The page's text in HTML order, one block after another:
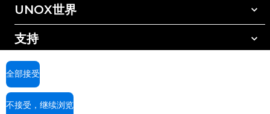
所有配件
手动清洗清洁剂
树脂过滤水处理
反渗透水处理
UNOX世界
我们在全球的办事处
支持
UNOX质保
查找经销商
查找服务中心
全部接受
不接受，继续浏览